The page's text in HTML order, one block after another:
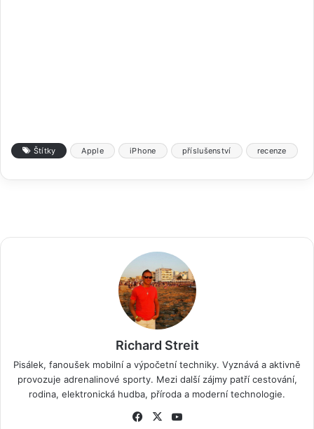
Štítky Apple iPhone příslušenství recenze
Richard Streit
Pisálek, fanoušek mobilní a výpočetní techniky. Vyznává a aktivně
provozuje adrenalinové sporty. Mezi další zájmy patří cestování,
rodina, elektronická hudba, příroda a moderní technologie.
Fa
X